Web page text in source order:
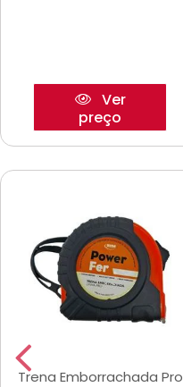
Ver
preço
Trena Emborrachada Pro